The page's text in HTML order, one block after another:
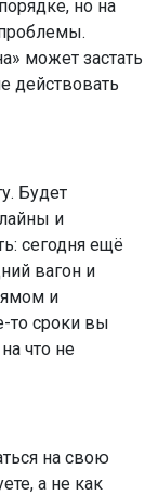
но на
может застать
действовать
Будет
и
сегодня ещё
вагон и
и
то сроки вы
что не
на свою
а не как